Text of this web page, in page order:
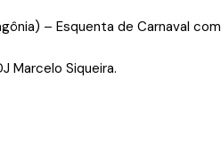
– Esquenta de Carnaval
Marcelo Siqueira.